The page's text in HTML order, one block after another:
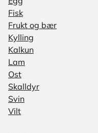
Fisk
Frukt og bær
Kylling
Kalkun
Lam
Ost
Skalldyr
Svin
Vilt